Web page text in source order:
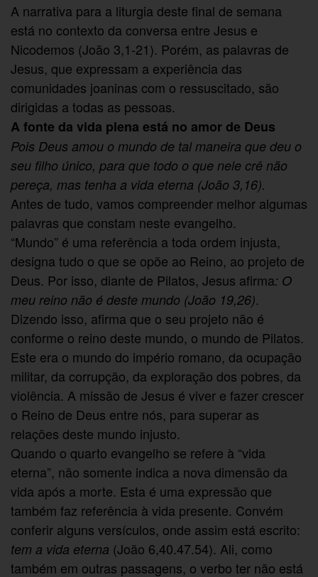
A narrativa para a liturgia deste final de semana
está no contexto da conversa entre Jesus e
Nicodemos (João 3,1-21). Porém, as palavras de
Jesus, que expressam a experiência das
comunidades joaninas com o ressuscitado, são
dirigidas a todas as pessoas.
A fonte da vida plena está no amor de Deus
Pois Deus amou o mundo de tal maneira que deu o
seu filho único, para que todo o que nele crê não
pereça, mas tenha a vida eterna (João 3,16).
Antes de tudo, vamos compreender melhor algumas
palavras que constam neste evangelho.
“Mundo” é uma referência a toda ordem injusta,
designa tudo o que se opõe ao Reino, ao projeto de
Deus. Por isso, diante de Pilatos, Jesus afirma: O
meu reino não é deste mundo (João 19,26).
Dizendo isso, afirma que o seu projeto não é
conforme o reino deste mundo, o mundo de Pilatos.
Este era o mundo do império romano, da ocupação
militar, da corrupção, da exploração dos pobres, da
violência. A missão de Jesus é viver e fazer crescer
o Reino de Deus entre nós, para superar as
relações deste mundo injusto.
Quando o quarto evangelho se refere à “vida
eterna”, não somente indica a nova dimensão da
vida após a morte. Esta é uma expressão que
também faz referência à vida presente. Convém
conferir alguns versículos, onde assim está escrito:
tem a vida eterna (João 6,40.47.54). Ali, como
também em outras passagens, o verbo ter não está